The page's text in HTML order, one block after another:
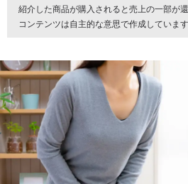
紹介した商品が購入されると売上の一部が
コンテンツは自主的な意思で作成しています